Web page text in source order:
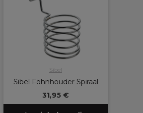
Sibel
Sibel Föhnhouder Spiraal
31,95 €